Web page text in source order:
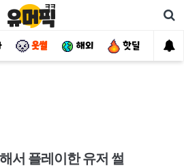
웃썰 해외 핫딜 자
서 플레이한 유저 썰